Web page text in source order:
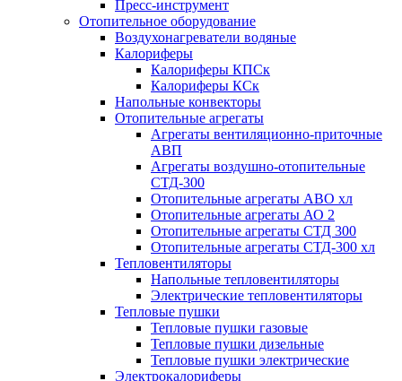
Пресс-инструмент
Отопительное оборудование
Воздухонагреватели водяные
Калориферы
Калориферы КПСк
Калориферы КСк
Напольные конвекторы
Отопительные агрегаты
Агрегаты вентиляционно-приточные
АВП
Агрегаты воздушно-отопительные
СТД-300
Отопительные агрегаты АВО хл
Отопительные агрегаты АО 2
Отопительные агрегаты СТД 300
Отопительные агрегаты СТД-300 хл
Тепловентиляторы
Напольные тепловентиляторы
Электрические тепловентиляторы
Тепловые пушки
Тепловые пушки газовые
Тепловые пушки дизельные
Тепловые пушки электрические
Электрокалориферы